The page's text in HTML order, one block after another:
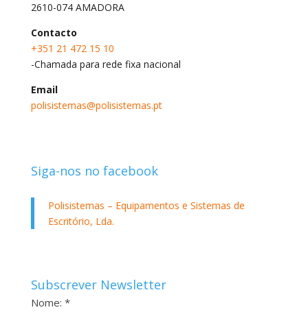
2610-074 AMADORA
Contacto
+351 21 472 15 10
-Chamada para rede fixa nacional
Email
polisistemas@polisistemas.pt
Siga-nos no facebook
Polisistemas – Equipamentos e Sistemas de
Escritório, Lda.
Subscrever Newsletter
Nome: *